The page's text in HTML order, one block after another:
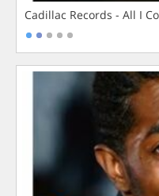
Cadillac Records - All I